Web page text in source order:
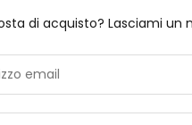
di acquisto? Lasciami un